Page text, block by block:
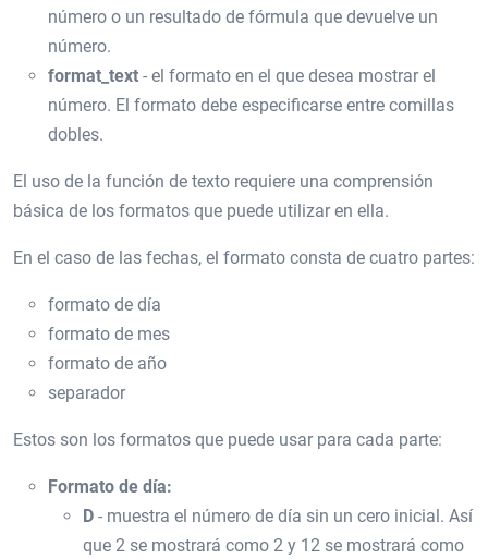
número o un resultado de fórmula que devuelve un
número.
format_text - el formato en el que desea mostrar el
número. El formato debe especificarse entre comillas
dobles.
El uso de la función de texto requiere una comprensión
básica de los formatos que puede utilizar en ella.
En el caso de las fechas, el formato consta de cuatro partes:
formato de día
formato de mes
formato de año
separador
Estos son los formatos que puede usar para cada parte:
Formato de día:
D - muestra el número de día sin un cero inicial. Así
que 2 se mostrará como 2 y 12 se mostrará como